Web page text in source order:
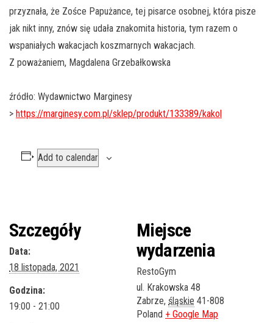
przyznała, że Zośce Papużance, tej pisarce osobnej, która pisze
jak nikt inny, znów się udała znakomita historia, tym razem o
wspaniałych wakacjach koszmarnych wakacjach.
Z poważaniem, Magdalena Grzebałkowska
źródło: Wydawnictwo Marginesy
> https://marginesy.com.pl/sklep/produkt/133389/kakol
Add to calendar
Szczegóły
Data:
18 listopada, 2021
Godzina:
19:00 - 21:00
Miejsce
wydarzenia
RestoGym
ul. Krakowska 48
Zabrze, śląskie 41-808
Poland + Google Map